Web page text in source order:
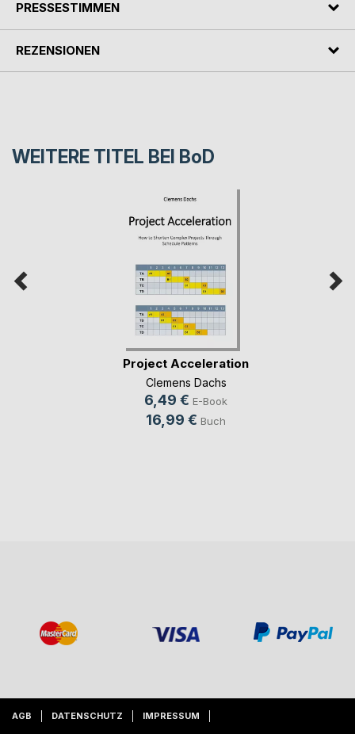
PRESSESTIMMEN
REZENSIONEN
WEITERE TITEL BEI BoD
Project Acceleration
Clemens Dachs
6,49 € E-Book
16,99 € Buch
AGB DATENSCHUTZ IMPRESSUM